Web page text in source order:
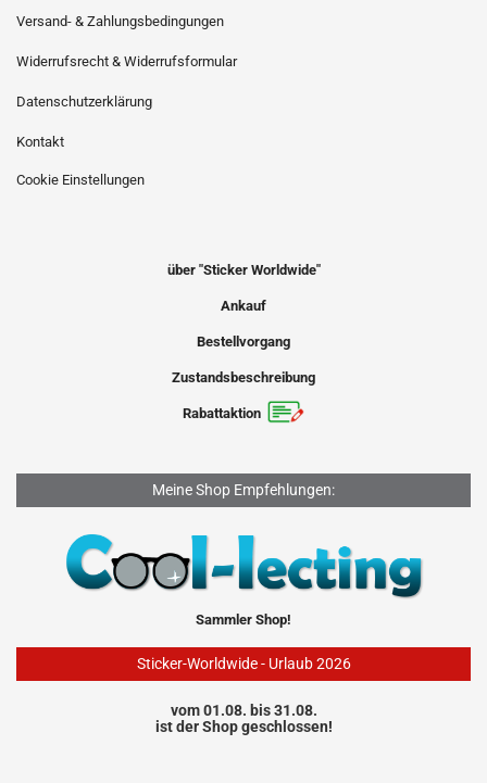
Versand- & Zahlungsbedingungen
Widerrufsrecht & Widerrufsformular
Datenschutzerklärung
Kontakt
Cookie Einstellungen
über "Sticker Worldwide"
Ankauf
Bestellvorgang
Zustandsbeschreibung
Rabattaktion
Meine Shop Empfehlungen:
Sammler Shop!
Sticker-Worldwide - Urlaub 2026
vom 01.08. bis 31.08.
ist der Shop geschlossen!